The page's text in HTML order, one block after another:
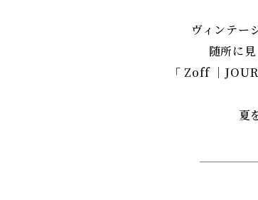
ヴィンテー
随所に
「 Zoff ｜
夏